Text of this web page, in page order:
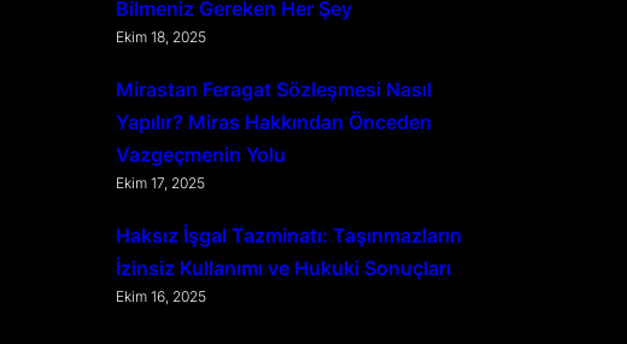
Bilmeniz Gereken Her Şey
Ekim 18, 2025
Mirastan Feragat Sözleşmesi Nasıl
Yapılır? Miras Hakkından Önceden
Vazgeçmenin Yolu
Ekim 17, 2025
Haksız İşgal Tazminatı: Taşınmazların
İzinsiz Kullanımı ve Hukuki Sonuçları
Ekim 16, 2025